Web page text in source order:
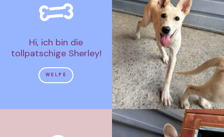
Hi, ich bin die
tollpatschige Sherley!
WELPE